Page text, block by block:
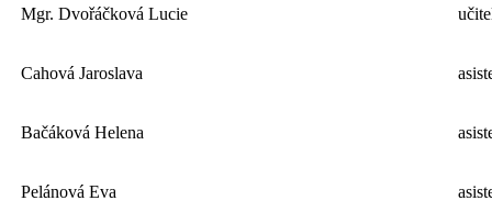
Mgr. Dvořáčková Lucie
Cahová Jaroslava
Bačáková Helena
Pelánová Eva